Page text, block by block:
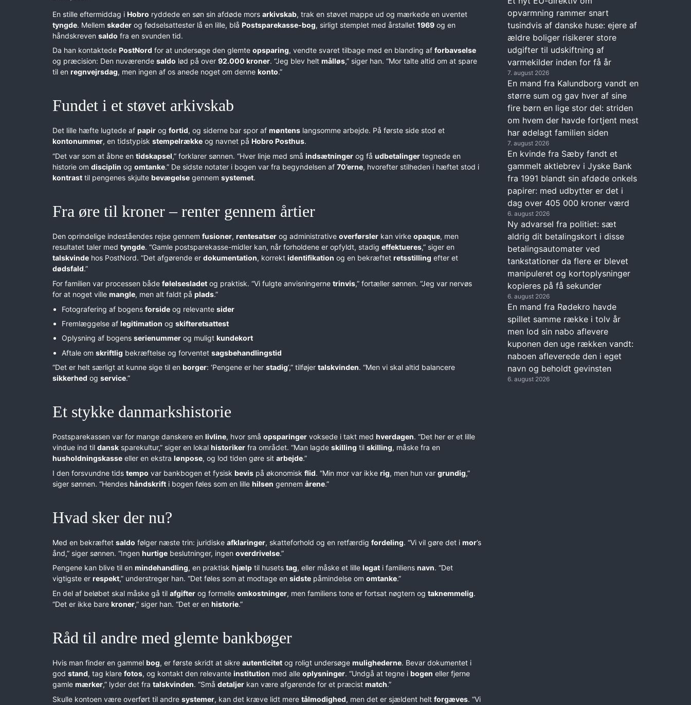
En stille eftermiddag i Hobro ryddede en søn sin afdøde mors arkivskab, trak en støvet mappe ud og mærkede en uventet
tyngde. Mellem skøder og fødselsattester lå en lille, blå Postsparekasse-bog, sirligt stemplet med årstallet 1969 og en
håndskreven saldo fra en svunden tid.
Da han kontaktede PostNord for at undersøge den glemte opsparing, vendte svaret tilbage med en blanding af forbavselse
og præcision: Den nuværende saldo lød på over 92.000 kroner. “Jeg blev helt målløs,” siger han. “Mor talte altid om at spare
til en regnvejrsdag, men ingen af os anede noget om denne konto.”
Fundet i et støvet arkivskab
Det lille hæfte lugtede af papir og fortid, og siderne bar spor af møntens langsomme arbejde. På første side stod et
kontonummer, en tidstypisk stempelrække og navnet på Hobro Posthus.
“Det var som at åbne en tidskapsel,” forklarer sønnen. “Hver linje med små indsætninger og få udbetalinger tegnede en
historie om disciplin og omtanke.” De sidste notater i bogen var fra begyndelsen af 70’erne, hvorefter stilheden i hæftet stod i
kontrast til pengenes skjulte bevægelse gennem systemet.
Fra øre til kroner – renter gennem årtier
Den oprindelige indeståendes rejse gennem fusioner, rentesatser og administrative overførsler kan virke opaque, men
resultatet taler med tyngde. “Gamle postsparekasse-midler kan, når forholdene er opfyldt, stadig effektueres,” siger en
talskvinde hos PostNord. “Det afgørende er dokumentation, korrekt identifikation og en bekræftet retsstilling efter et
dødsfald.”
For familien var processen både følelsesladet og praktisk. “Vi fulgte anvisningerne trinvis,” fortæller sønnen. “Jeg var nervøs
for at noget ville mangle, men alt faldt på plads.”
Fotografering af bogens forsideog relevante sider
Fremlæggelse af legitimation og skifteretsattest
Oplysning af bogens serienummerog muligt kundekort
Aftale om skriftlig bekræftelse og forventet sagsbehandlingstid
“Det er helt særligt at kunne sige til en borger: ‘Pengene er her stadig’,” tilføjer talskvinden. “Men vi skal altid balancere
sikkerhed og service.”
Et stykke danmarkshistorie
Postsparekassen var for mange danskere en livline, hvor små opsparinger voksede i takt med hverdagen. “Det her er et lille
vindue ind til dansk sparekultur,” siger en lokal historiker fra området. “Man lagde skilling til skilling, måske fra en
husholdningskasse eller en ekstra lønpose, og lod tiden gøre sit arbejde.”
I den forsvundne tids tempo var bankbogen et fysisk bevis på økonomisk flid. “Min mor var ikke rig, men hun var grundig,”
siger sønnen. “Hendes håndskrift i bogen føles som en lille hilsen gennem årene.”
Hvad sker der nu?
Med en bekræftet saldo følger næste trin: juridiske afklaringer, skatteforhold og en retfærdig fordeling. “Vi vil gøre det i mor’s
ånd,” siger sønnen. “Ingen hurtige beslutninger, ingen overdrivelse.”
Pengene kan blive til en mindehandling, en praktisk hjælp til husets tag, eller måske et lille legat i familiens navn. “Det
vigtigste er respekt,” understreger han. “Det føles som at modtage en sidste påmindelse om omtanke.”
En del af beløbet skal måske gå til afgifter og formelle omkostninger, men familiens tone er fortsat nøgtern og taknemmelig.
“Det er ikke bare kroner,” siger han. “Det er en historie.”
Råd til andre med glemte bankbøger
Hvis man finder en gammel bog, er første skridt at sikre autenticitet og roligt undersøge mulighederne. Bevar dokumentet i
god stand, tag klare fotos, og kontakt den relevante institution med alle oplysninger. “Undgå at tegne i bogen eller fjerne
gamle mærker,” lyder det fra talskvinden. “Små detaljer kan være afgørende for et præcist match.”
Skulle kontoen være overført til andre systemer, kan det kræve lidt mere tålmodighed, men det er sjældent helt forgæves. “Vi
opvarmning rammer snart
tusindvis af danske huse: ejere af
ældre boliger risikerer store
udgifter til udskiftning af
varmekilder inden for få år
7. august 2026
En mand fra Kalundborg vandt en
større sum og gav hver af sine
fire børn en lige stor del: striden
om hvem der havde fortjent mest
har ødelagt familien siden
7. august 2026
En kvinde fra Sæby fandt et
gammelt aktiebrev i Jyske Bank
fra 1991 blandt sin afdøde onkels
papirer: med udbytter er det i
dag over 405 000 kroner værd
6. august 2026
Ny advarsel fra politiet: sæt
aldrig dit betalingskort i disse
betalingsautomater ved
tankstationer da flere er blevet
manipuleret og kortoplysninger
kopieres på få sekunder
6. august 2026
En mand fra Rødekro havde
spillet samme række i tolv år
men lod sin nabo aflevere
kuponen den uge rækken vandt:
naboen afleverede den i eget
navn og beholdt gevinsten
6. august 2026